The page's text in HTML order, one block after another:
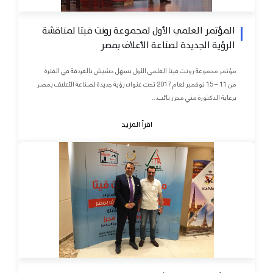
المؤتمر العلمي الأول لمجموعة رونت فيتا لمناقشة
الرؤية الجديدة لصناعة الأعلاف بمصر
مؤتمر مجموعة رونت فيتا العلمي الأول بسهل حشيش بالغردقة في الفترة
من 11 – 15 نوفمبر لعام 2017 تحت عنوان رؤية جديدة لصناعة الأعلاف بمصر
برعاية الدكتورة مني محرز نائب...
اقرأ المزيد